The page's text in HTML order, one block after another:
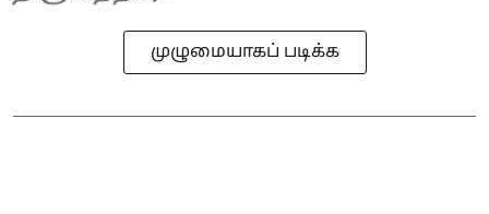
முழுமையாகப் படிக்க